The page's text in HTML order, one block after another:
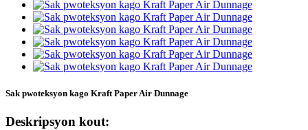
Sak pwoteksyon kago Kraft Paper Air Dunnage
Deskripsyon kout: